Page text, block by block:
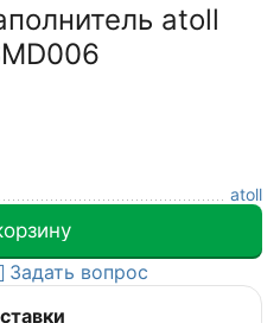
atoll
atoll
Задать вопрос